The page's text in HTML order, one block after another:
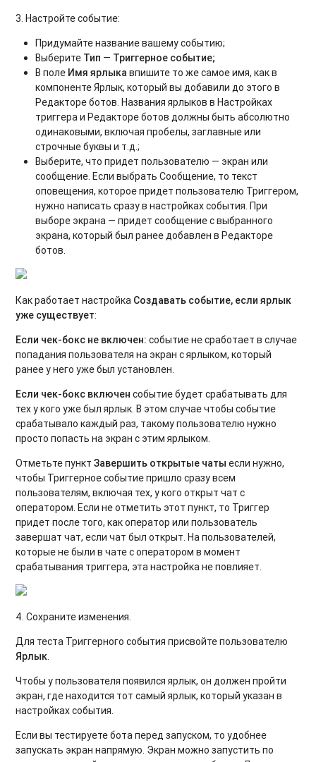
3. Настройте событие:
Придумайте название вашему событию;
Выберите Тип — Триггерное событие;
В поле Имя ярлыка впишите то же самое имя, как в
компоненте Ярлык, который вы добавили до этого в
Редакторе ботов. Названия ярлыков в Настройках
триггера и Редакторе ботов должны быть абсолютно
одинаковыми, включая пробелы, заглавные или
строчные буквы и т.д.;
Выберите, что придет пользователю — экран или
сообщение. Если выбрать Сообщение, то текст
оповещения, которое придет пользователю Триггером,
нужно написать сразу в настройках события. При
выборе экрана — придет сообщение с выбранного
экрана, который был ранее добавлен в Редакторе
ботов.
Как работает настройка Создавать событие, если ярлык
уже существует:
Если чек-бокс не включен: событие не сработает в случае
попадания пользователя на экран с ярлыком, который
ранее у него уже был установлен.
Если чек-бокс включен событие будет срабатывать для
тех у кого уже был ярлык. В этом случае чтобы событие
срабатывало каждый раз, такому пользователю нужно
просто попасть на экран с этим ярлыком.
Отметьте пунктЗавершить открытые чаты если нужно,
чтобы Триггерное событие пришло сразу всем
пользователям, включая тех, у кого открыт чат с
оператором. Если не отметить этот пункт, то Триггер
придет после того, как оператор или пользователь
завершат чат, если чат был открыт. На пользователей,
которые не были в чате с оператором в момент
срабатывания триггера, эта настройка не повлияет.
4. Сохраните изменения.
Для теста Триггерного события присвойте пользователю
Ярлык
Чтобы у пользователя появился ярлык, он должен пройти
экран, где находится тот самый ярлык, который указан в
настройках события.
Если вы тестируете бота перед запуском, то удобнее
запускать экран напрямую. Экран можно запустить по